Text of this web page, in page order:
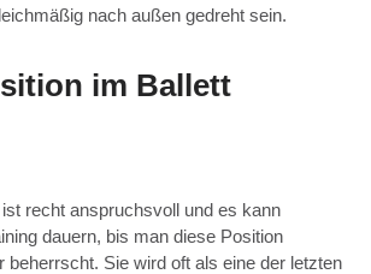
nach außen gedreht sein.
im Ballett
recht anspruchsvoll und es kann
dauern, bis man diese Position
beherrscht. Sie wird oft als eine der letzten